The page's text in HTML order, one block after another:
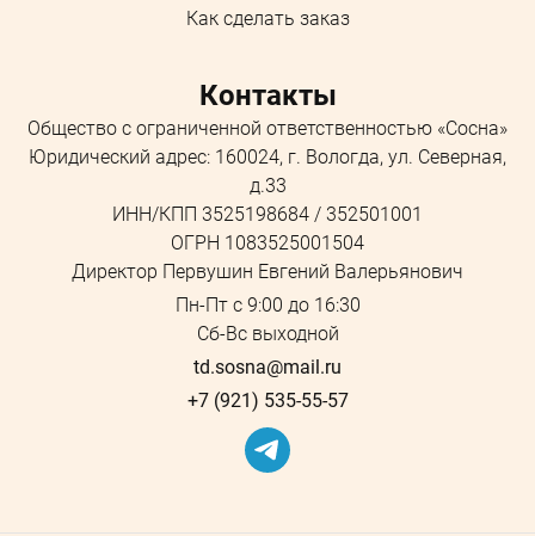
Как сделать заказ
Контакты
Общество с ограниченной ответственностью «Сосна»
Юридический адрес: 160024, г. Вологда, ул. Северная,
д.33
ИНН/КПП 3525198684 / 352501001
ОГРН 1083525001504
Директор Первушин Евгений Валерьянович
Пн-Пт с 9:00 до 16:30
Сб-Вс выходной
td.sosna@mail.ru
+7 (921) 535-55-57